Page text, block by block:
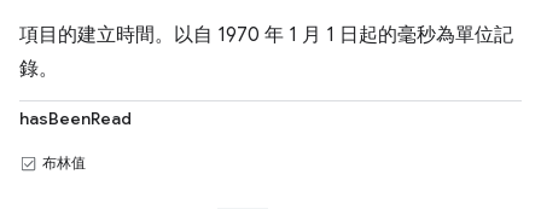
項目的建立時間。以自 1970 年 1 月 1 日起的毫秒為單位記
錄。
hasBeenRead
布林值